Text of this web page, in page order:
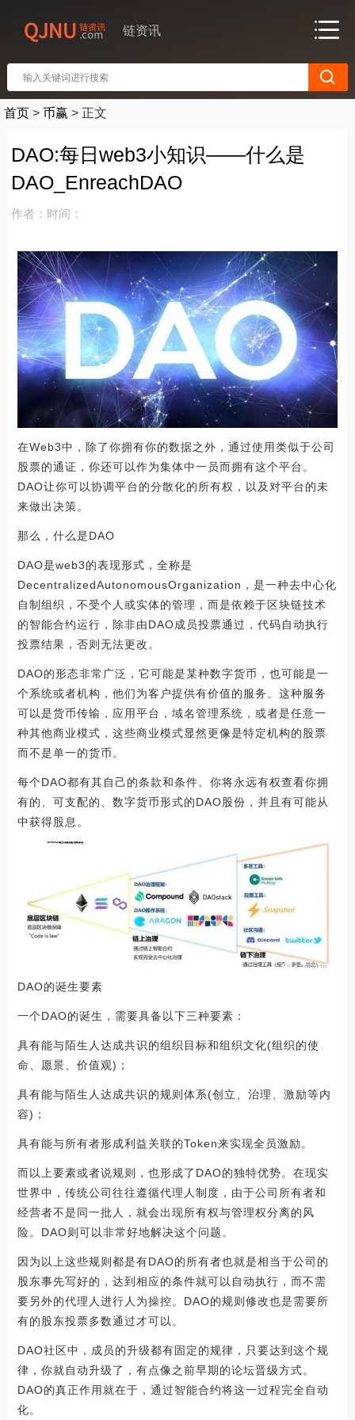
链资讯
首页 > 币赢 > 正文
DAO:每日web3小知识——什么是
DAO_EnreachDAO
作者： 时间：
在Web3中，除了你拥有你的数据之外，通过使用类似于公司
股票的通证，你还可以作为集体中一员而拥有这个平台。
DAO让你可以协调平台的分散化的所有权，以及对平台的未
来做出决策。
那么，什么是DAO
DAO是web3的表现形式，全称是
DecentralizedAutonomousOrganization，是一种去中心化
自制组织，不受个人或实体的管理，而是依赖于区块链技术
的智能合约运行，除非由DAO成员投票通过，代码自动执行
投票结果，否则无法更改。
DAO的形态非常广泛，它可能是某种数字货币，也可能是一
个系统或者机构，他们为客户提供有价值的服务。这种服务
可以是货币传输，应用平台，域名管理系统，或者是任意一
种其他商业模式，这些商业模式显然更像是特定机构的股票
而不是单一的货币。
每个DAO都有其自己的条款和条件。你将永远有权查看你拥
有的、可支配的、数字货币形式的DAO股份，并且有可能从
中获得股息。
DAO的诞生要素
一个DAO的诞生，需要具备以下三种要素：
具有能与陌生人达成共识的组织目标和组织文化(组织的使
命、愿景、价值观)；
具有能与陌生人达成共识的规则体系(创立、治理、激励等内
容)；
具有能与所有者形成利益关联的Token来实现全员激励。
而以上要素或者说规则，也形成了DAO的独特优势。在现实
世界中，传统公司往往遵循代理人制度，由于公司所有者和
经营者不是同一批人，就会出现所有权与管理权分离的风
险。DAO则可以非常好地解决这个问题。
因为以上这些规则都是有DAO的所有者也就是相当于公司的
股东事先写好的，达到相应的条件就可以自动执行，而不需
要另外的代理人进行人为操控。DAO的规则修改也是需要所
有的股东投票多数通过才可以。
DAO社区中，成员的升级都有固定的规律，只要达到这个规
律，你就自动升级了，有点像之前早期的论坛晋级方式。
DAO的真正作用就在于，通过智能合约将这一过程完全自动
化。